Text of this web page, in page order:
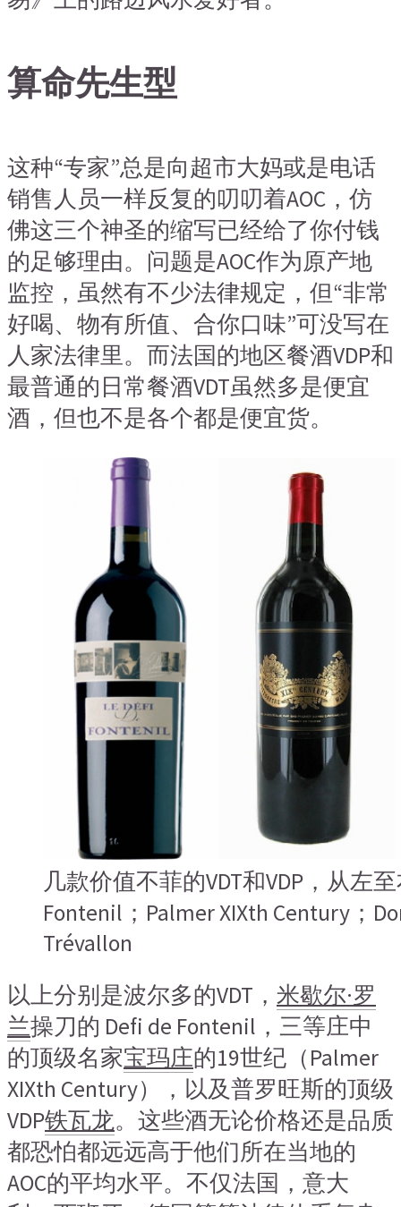
算命先生型
这种“专家”总是向超市大妈或是电话
销售人员一样反复的叨叨着AOC，仿
佛这三个神圣的缩写已经给了你付钱
的足够理由。问题是AOC作为原产地
监控，虽然有不少法律规定，但“非常
好喝、物有所值、合你口味”可没写在
人家法律里。而法国的地区餐酒VDP和
最普通的日常餐酒VDT虽然多是便宜
酒，但也不是各个都是便宜货。
几款价值不菲的VDT和VDP，从左
Fontenil；Palmer XIXth Century；
Trévallon
以上分别是波尔多的VDT， 米歇尔·罗
兰操刀的 Defi de Fontenil，三等庄中
的顶级名家宝玛庄的19世纪（Palmer
XIXth Century），以及普罗旺斯的顶级
VDP铁瓦龙。这些酒无论价格还是品质
都恐怕都远远高于他们所在当地的
AOC的平均水平。不仅法国，意大